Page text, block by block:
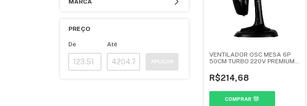
MARCA
PREÇO
De Até
APLICAR
VENTILADOR OSC MESA 6P
50CM TURBO 220V PREMIUM
R$214,68